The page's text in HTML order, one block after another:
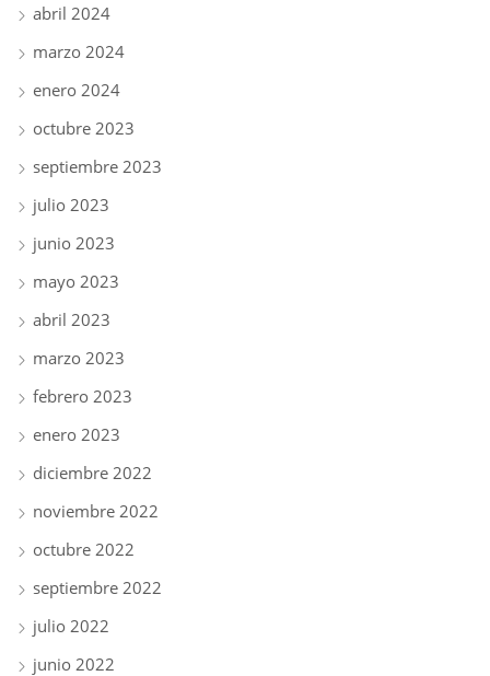
abril 2024
marzo 2024
enero 2024
octubre 2023
septiembre 2023
julio 2023
junio 2023
mayo 2023
abril 2023
marzo 2023
febrero 2023
enero 2023
diciembre 2022
noviembre 2022
octubre 2022
septiembre 2022
julio 2022
junio 2022